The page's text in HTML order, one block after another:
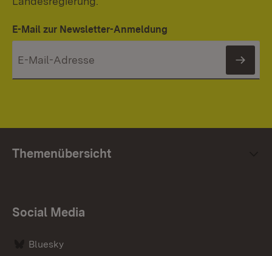
E-Mail zur Newsletter-Anmeldung
Themenübersicht
Social Media
Bluesky